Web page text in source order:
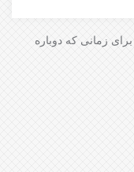
زمانی که دوباره